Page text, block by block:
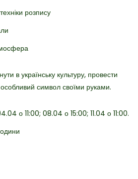
розпису
в українську культуру, провести
символ своїми руками.
о 11:00; 08.04 о 15:00; 11.04 о 11:00.